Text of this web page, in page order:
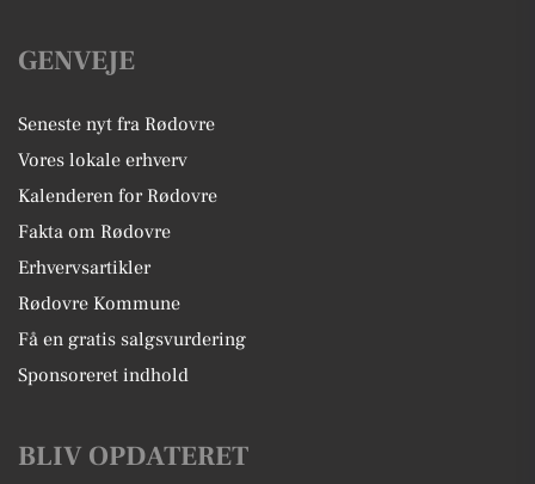
GENVEJE
Seneste nyt fra Rødovre
Vores lokale erhverv
Kalenderen for Rødovre
Fakta om Rødovre
Erhvervsartikler
Rødovre Kommune
Få en gratis salgsvurdering
Sponsoreret indhold
BLIV OPDATERET